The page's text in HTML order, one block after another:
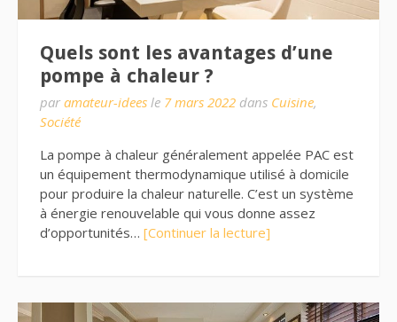
Quels sont les avantages d’une
pompe à chaleur ?
par amateur-idees le 7 mars 2022 dans Cuisine,
Société
La pompe à chaleur généralement appelée PAC est
un équipement thermodynamique utilisé à domicile
pour produire la chaleur naturelle. C’est un système
à énergie renouvelable qui vous donne assez
d’opportunités… [Continuer la lecture]